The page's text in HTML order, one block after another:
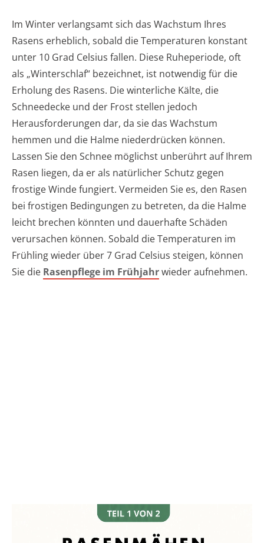
Im Winter verlangsamt sich das Wachstum Ihres
Rasens erheblich, sobald die Temperaturen konstant
unter 10 Grad Celsius fallen. Diese Ruheperiode, oft
als „Winterschlaf“ bezeichnet, ist notwendig für die
Erholung des Rasens. Die winterliche Kälte, die
Schneedecke und der Frost stellen jedoch
Herausforderungen dar, da sie das Wachstum
hemmen und die Halme niederdrücken können.
Lassen Sie den Schnee möglichst unberührt auf Ihrem
Rasen liegen, da er als natürlicher Schutz gegen
frostige Winde fungiert. Vermeiden Sie es, den Rasen
bei frostigen Bedingungen zu betreten, da die Halme
leicht brechen könnten und dauerhafte Schäden
verursachen können. Sobald die Temperaturen im
Frühling wieder über 7 Grad Celsius steigen, können
Sie die Rasenpflege im Frühjahrwieder aufnehmen.